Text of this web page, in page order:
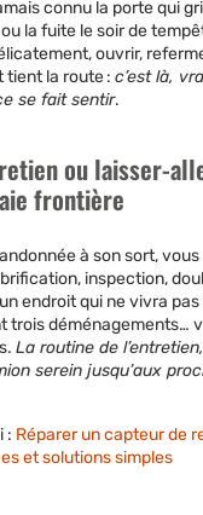
connu la porte qui
la fuite le soir de
ouvrir,
la route : c’est là,
se fait sentir.
ou laisser-
frontière
à son sort, vous
inspection,
endroit qui ne vivra pas
trois déménagements…
La routine de
serein jusqu’aux
: Réparer un capteur de
et solutions simples